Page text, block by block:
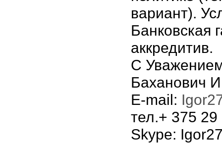
вариант).
Банковская
аккредитив.
С
Баханович
E-mail:
тел.+ 375
Skype: